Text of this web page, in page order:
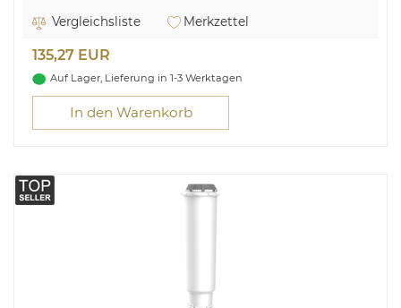
Tonsignal nach dem Kochen
Deckel mit Drucktaste
Vergleichsliste Merkzettel
135,27 EUR
Auf Lager, Lieferung in 1-3 Werktagen
In den Warenkorb